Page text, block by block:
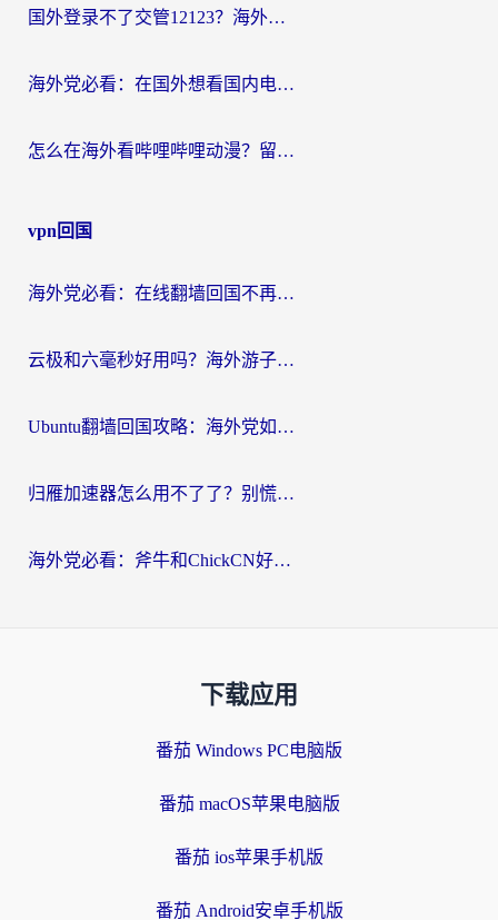
国外登录不了交管12123？海外华人亲测有效的回国加速器选择指南
海外党必看：在国外想看国内电视剧用什么软件？3步解决地域限制
怎么在海外看哔哩哔哩动漫？留学生亲测有效的回国加速方案
vpn回国
海外党必看：在线翻墙回国不再难！教你选对加速器无缝刷国内资源
云极和六毫秒好用吗？海外游子解锁国内资源的真实答案
Ubuntu翻墙回国攻略：海外党如何选对加速器，无缝刷国内剧玩游戏？
归雁加速器怎么用不了了？别慌，这篇指南教你如何丝滑“回家”
海外党必看：斧牛和ChickCN好用吗？3款热门加速器实测+番茄加速器深度体验
下载应用
番茄 Windows PC电脑版
番茄 macOS苹果电脑版
番茄 ios苹果手机版
番茄 Android安卓手机版